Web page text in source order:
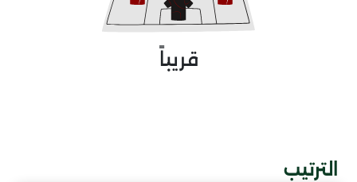
قريباً
الترتيب